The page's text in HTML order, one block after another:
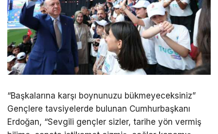
“Başkalarına karşı boynunuzu bükmeyeceksiniz”
Gençlere tavsiyelerde bulunan Cumhurbaşkanı
Erdoğan, “Sevgili gençler sizler, tarihe yön vermiş